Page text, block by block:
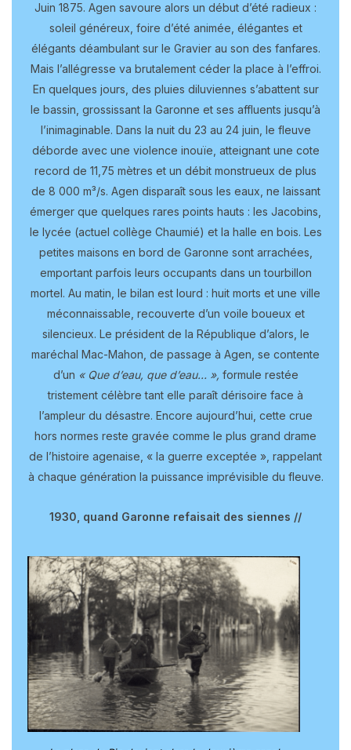
Juin 1875. Agen savoure alors un début d’été radieux :
soleil généreux, foire d’été animée, élégantes et
élégants déambulant sur le Gravier au son des fanfares.
Mais l’allégresse va brutalement céder la place à l’effroi.
En quelques jours, des pluies diluviennes s’abattent sur
le bassin, grossissant la Garonne et ses affluents jusqu’à
l’inimaginable. Dans la nuit du 23 au 24 juin, le fleuve
déborde avec une violence inouïe, atteignant une cote
record de 11,75 mètres et un débit monstrueux de plus
de 8 000 m³/s. Agen disparaît sous les eaux, ne laissant
émerger que quelques rares points hauts : les Jacobins,
le lycée (actuel collège Chaumié) et la halle en bois. Les
petites maisons en bord de Garonne sont arrachées,
emportant parfois leurs occupants dans un tourbillon
mortel. Au matin, le bilan est lourd : huit morts et une ville
méconnaissable, recouverte d’un voile boueux et
silencieux. Le président de la République d’alors, le
maréchal Mac-Mahon, de passage à Agen, se contente
d’un « Que d’eau, que d’eau… », formule restée
tristement célèbre tant elle paraît dérisoire face à
l’ampleur du désastre. Encore aujourd’hui, cette crue
hors normes reste gravée comme le plus grand drame
de l’histoire agenaise, « la guerre exceptée », rappelant
à chaque génération la puissance imprévisible du fleuve.
1930, quand Garonne refaisait des siennes //